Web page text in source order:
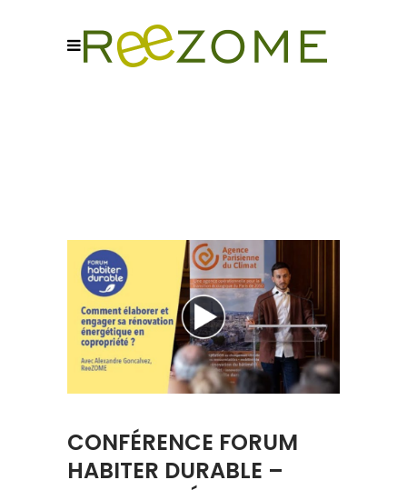
CONFÉRENCE FORUM
HABITER DURABLE –